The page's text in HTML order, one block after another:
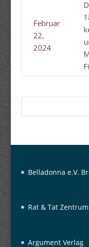
Februar
22,
2024
Belladonna e.V.
Rat & Tat
Argument Verlag